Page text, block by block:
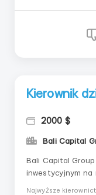
Kierownik
2000 $
Bali Capital
Bali Capital
inwestycyjnym na
Najwyższe